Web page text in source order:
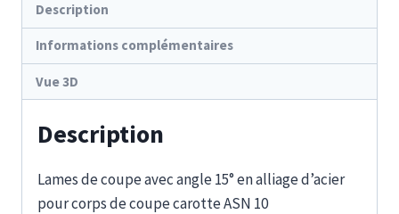
Description
Informations complémentaires
Vue 3D
Description
Lames de coupe avec angle 15° en alliage d’acier
pour corps de coupe carotte ASN 10